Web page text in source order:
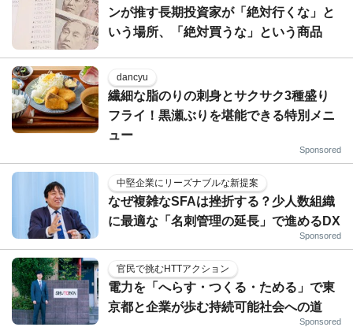
ンが推す長期投資家が「絶対行くな」と
いう場所、「絶対買うな」という商品
dancyu
繊細な脂のりの刺身とサクサク3種盛り
フライ！黒瀬ぶりを堪能できる特別メニ
ュー
Sponsored
中堅企業にリーズナブルな新提案
なぜ複雑なSFAは挫折する？少人数組織
に最適な「名刺管理の延長」で進めるDX
Sponsored
官民で挑むHTTアクション
電力を「へらす・つくる・ためる」で東
京都と企業が歩む持続可能社会への道
Sponsored